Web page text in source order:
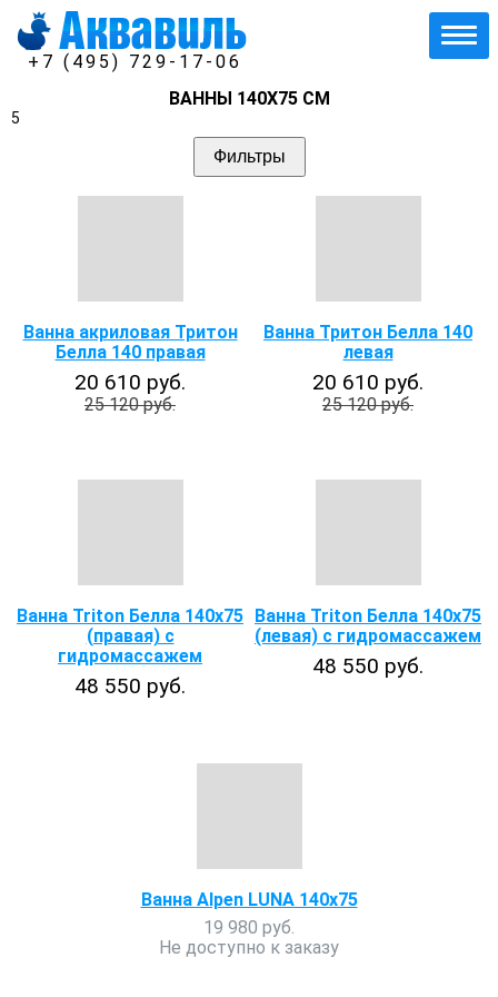
+7 (495) 729-17-06
ВАННЫ 140Х75 СМ
5
Фильтры
Ванна акриловая Тритон
Белла 140 правая
20 610 руб.
25 120 руб.
Ванна Тритон Белла 140
левая
20 610 руб.
25 120 руб.
Ванна Triton Белла 140х75
(правая) с
гидромассажем
48 550 руб.
Ванна Triton Белла 140х75
(левая) с гидромассажем
48 550 руб.
Ванна Alpen LUNA 140x75
19 980 руб.
Не доступно к заказу